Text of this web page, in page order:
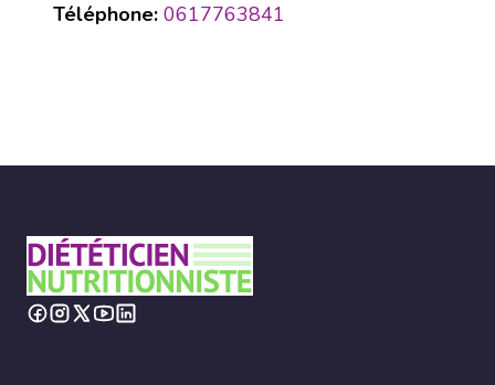
Téléphone: 0617763841